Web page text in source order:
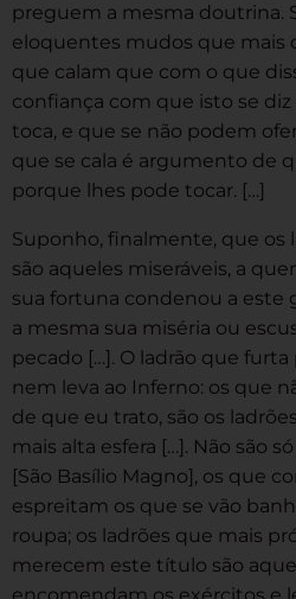
preguem a mesma doutrina.
eloquentes mudos que mais
que calam que com o que
confiança com que isto se
toca, e que se não podem
que se cala é argumento de
porque lhes pode tocar. […]
Suponho, finalmente, que os
são aqueles miseráveis, a
sua fortuna condenou a este
a mesma sua miséria ou
pecado […]. O ladrão que furta
nem leva ao Inferno: os que
de que eu trato, são os
mais alta esfera […]. Não são
[São Basílio Magno], os que
espreitam os que se vão
roupa; os ladrões que mais
merecem este título são